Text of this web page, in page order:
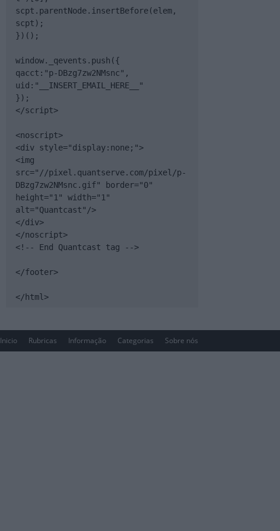
scpt.parentNode.insertBefore(elem,
scpt);
})();
window._qevents.push({
qacct:"p-DBzg7zw2NMsnc",
uid:"__INSERT_EMAIL_HERE__"
});
</script>
<noscript>
<div style="display:none;">
<img
src="//pixel.quantserve.com/pixel/p-
DBzg7zw2NMsnc.gif" border="0"
height="1" width="1"
alt="Quantcast"/>
</div>
</noscript>
<!-- End Quantcast tag -->
</footer>
</html>
Inicio Rubricas Informação Categorias Sobre nós